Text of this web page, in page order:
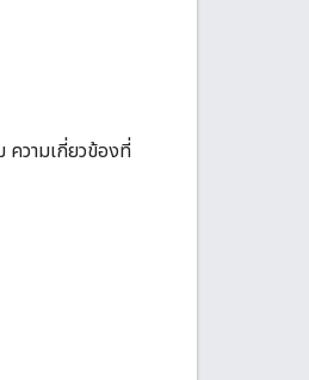
ความเกี่ยวข้องที่